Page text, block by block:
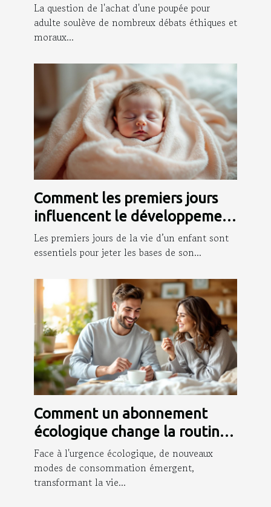
La question de l'achat d'une poupée pour
adulte soulève de nombreux débats éthiques et
moraux...
Comment les premiers jours
influencent le développement
infantile ?
Les premiers jours de la vie d’un enfant sont
essentiels pour jeter les bases de son...
Comment un abonnement
écologique change la routine
des jeunes parents ?
Face à l'urgence écologique, de nouveaux
modes de consommation émergent,
transformant la vie...